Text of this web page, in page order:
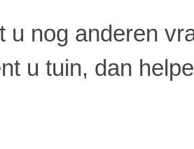
u nog anderen
u tuin, dan